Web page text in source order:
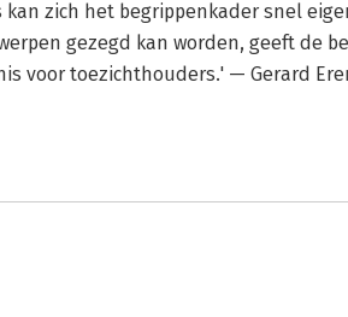
zich het begrippenkader snel
gezegd kan worden, geeft de
voor toezichthouders.' — Gerard